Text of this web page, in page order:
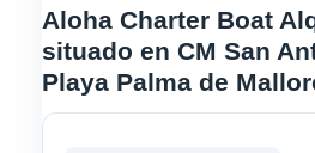
Aloha Charter Boat
situado en CM San
Playa Palma de